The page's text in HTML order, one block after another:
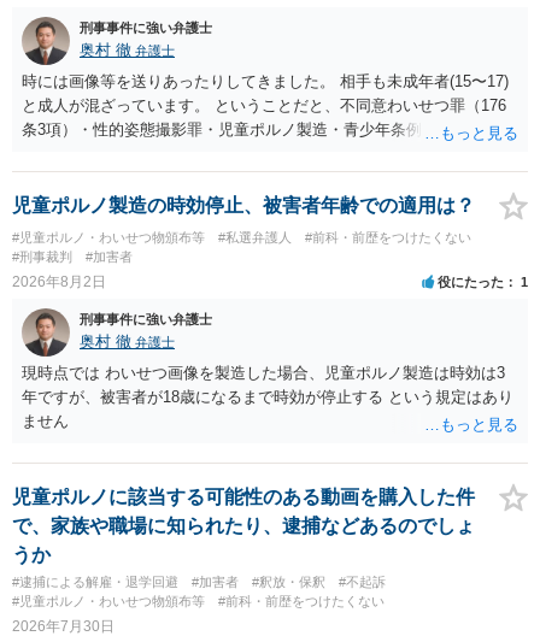
刑事事件に強い弁護士
奥村 徹 弁護士
時には画像等を送りあったりしてきました。 相手も未成年者(15〜17)
と成人が混ざっています。 ということだと、不同意わいせつ罪（176
条3項）・性的姿態撮影罪・児童ポルノ製造・青少年条例違反（わいせ
で、警察にバレれば、それなりの捜査を受けるでしょう。
児童ポルノ製造の時効停止、被害者年齢での適用は？
#児童ポルノ・わいせつ物頒布等 #私選弁護人
#前科・前歴をつけたくない
#刑事裁判
#加害者
2026年8月2日 役にたった 1
刑事事件に強い弁護士
奥村 徹 弁護士
現時点では わいせつ画像を製造した場合、児童ポルノ製造は時効は3
年ですが、被害者が18歳になるまで時効が停止する という規定はあり
ません
児童ポルノに該当する可能性のある動画を購入した件
で、家族や職場に知られたり、逮捕などあるのでしょ
うか
#逮捕による解雇・退学回避 #加害者 #釈放・保釈
#不起訴
#児童ポルノ・わいせつ物頒布等
#前科・前歴をつけたくない
2026年7月30日